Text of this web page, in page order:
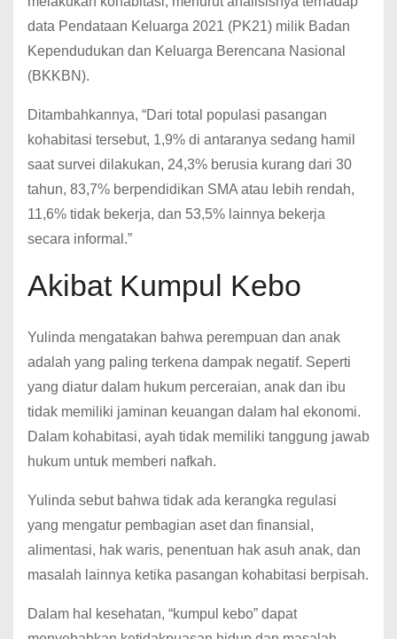
data Pendataan Keluarga 2021 (PK21) milik Badan
Kependudukan dan Keluarga Berencana Nasional
(BKKBN).
Ditambahkannya, “Dari total populasi pasangan
kohabitasi tersebut, 1,9% di antaranya sedang hamil
saat survei dilakukan, 24,3% berusia kurang dari 30
tahun, 83,7% berpendidikan SMA atau lebih rendah,
11,6% tidak bekerja, dan 53,5% lainnya bekerja
secara informal.”
Akibat Kumpul Kebo
Yulinda mengatakan bahwa perempuan dan anak
adalah yang paling terkena dampak negatif. Seperti
yang diatur dalam hukum perceraian, anak dan ibu
tidak memiliki jaminan keuangan dalam hal ekonomi.
Dalam kohabitasi, ayah tidak memiliki tanggung jawab
hukum untuk memberi nafkah.
Yulinda sebut bahwa tidak ada kerangka regulasi
yang mengatur pembagian aset dan finansial,
alimentasi, hak waris, penentuan hak asuh anak, dan
masalah lainnya ketika pasangan kohabitasi berpisah.
Dalam hal kesehatan, “kumpul kebo” dapat